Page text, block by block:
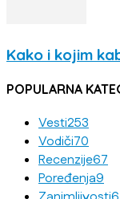
Kako i kojim
POPULARNA
Vesti253
Vodiči70
Recenzije67
Poređenja9